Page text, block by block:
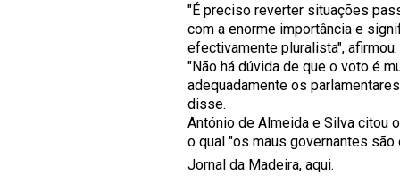
"É preciso reverter situações
com a enorme importância e
efectivamente pluralista", afirmou.
"Não há dúvida de que o voto é
adequadamente os
disse.
António de Almeida e Silva citou
o qual "os maus governantes
Jornal da Madeira, aqui.